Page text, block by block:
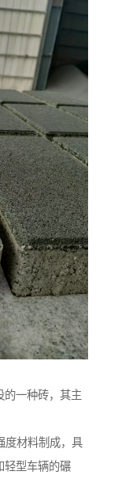
的一种砖，其主
度材料制成，具
轻型车辆的碾